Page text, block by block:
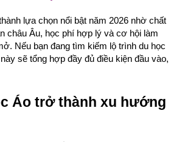
lựa chọn nổi bật năm 2026 nhờ chất
châu Âu, học phí hợp lý và cơ hội làm
Nếu bạn đang tìm kiếm lộ trình du học
sẽ tổng hợp đầy đủ điều kiện đầu vào,
Áo trở thành xu hướng